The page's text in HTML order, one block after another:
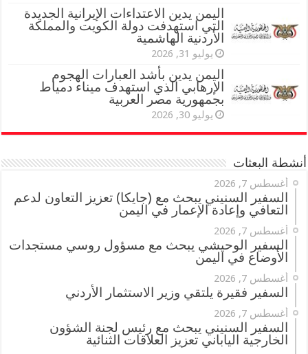
اليمن يدين الاعتداءات الإيرانية الجديدة
التي استهدفت دولة الكويت والمملكة
الأردنية الهاشمية
يوليو 31, 2026
اليمن يدين بأشد العبارات الهجوم
الإرهابي الذي استهدف ميناء دمياط
بجمهورية مصر العربية
يوليو 30, 2026
أنشطة البعثات
أغسطس 7, 2026
السفير السنيني يبحث مع (جايكا) تعزيز التعاون لدعم
التعافي وإعادة الإعمار في اليمن
أغسطس 7, 2026
السفير الوحيشي يبحث مع مسؤول روسي مستجدات
الأوضاع في اليمن
أغسطس 7, 2026
السفير فقيرة يلتقي وزير الاستثمار الأردني
أغسطس 7, 2026
السفير السنيني يبحث مع رئيس لجنة الشؤون
الخارجية الياباني تعزيز العلاقات الثنائية